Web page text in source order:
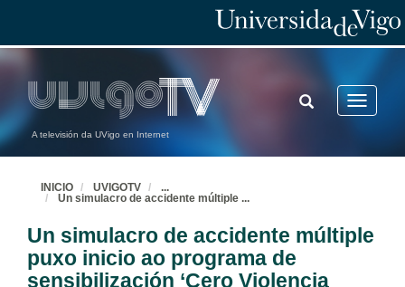
A televisión da UVigo en Internet
Toggle
TOGGLE
SEARCH
INICIO UVIGOTV
...
Un simulacro de accidente múltiple ...
Un simulacro de accidente múltiple
puxo inicio ao programa de
sensibilización ‘Cero Violencia